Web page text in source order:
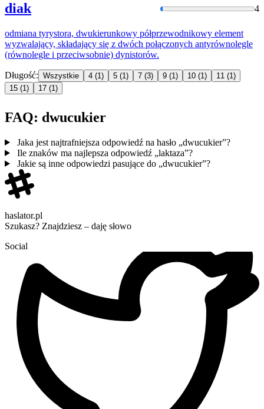
diak 4
odmiana tyrystora, dwukierunkowy półprzewodnikowy element
wyzwalający, składający się z dwóch połączonych antyrównolegle
(równolegle i przeciwsobnie) dynistorów.
Długość: Wszystkie 4 (1) 5 (1) 7 (3) 9 (1) 10 (1) 11 (1)
15 (1) 17 (1)
FAQ: dwucukier
Jaka jest najtrafniejsza odpowiedź na hasło „dwucukier”?
Ile znaków ma najlepsza odpowiedź „laktaza”?
Jakie są inne odpowiedzi pasujące do „dwucukier”?
haslator.pl
Szukasz? Znajdziesz – daję słowo
Social